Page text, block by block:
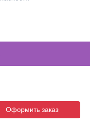
Оформить заказ